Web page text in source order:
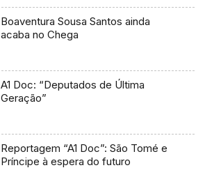
Boaventura Sousa Santos ainda
acaba no Chega
A1 Doc: “Deputados de Última
Geração”
Reportagem “A1 Doc”: São Tomé e
Príncipe à espera do futuro